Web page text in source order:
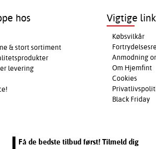
hos
& stort sortiment
levering
Vigtige
Købsvilkår
Anmodning
Om Hjemfint
Cookies
Black Friday
Få de bedste tilbud først! Tilmeld dig